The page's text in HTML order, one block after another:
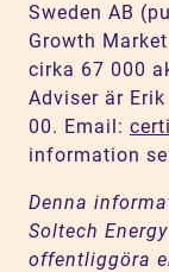
Sweden AB
Growth
cirka 67 000
Adviser är
00. Email:
information
Denna
Soltech
offentliggöra